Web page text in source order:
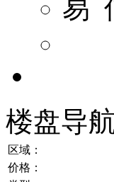
易
楼盘导
区域：
价格：